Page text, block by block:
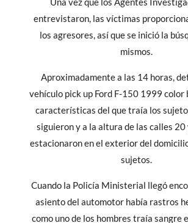
entrevistaron, las víctimas
los agresores, así que se inició la
mismos.
Aproximadamente a las 14 horas,
vehículo pick up Ford F-150 1999 color
características del que traía los
siguieron y a la altura de las calles
estacionaron en el exterior del
sujetos.
Cuando la Policía Ministerial llegó
asiento del automotor había rastros
como uno de los hombres traía sangre